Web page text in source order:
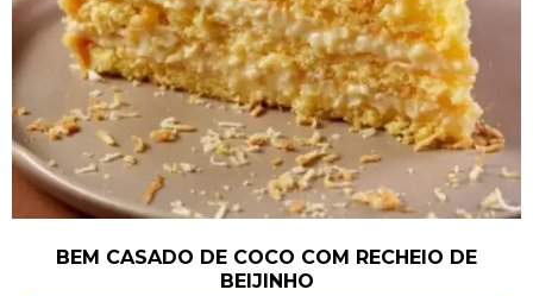
BEM CASADO DE COCO COM RECHEIO DE
BEIJINHO